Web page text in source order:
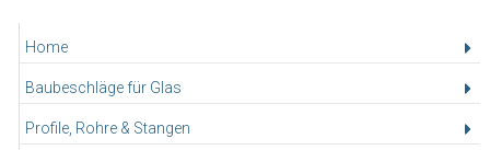
Home
Baubeschläge für Glas
Profile, Rohre & Stangen